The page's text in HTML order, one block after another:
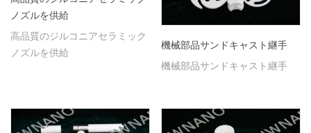
ノズルを供給
高品質のジルコニアセラミック
ノズルを供給
機械部品サンドキャスト継手
機械部品サンドキャスト継手